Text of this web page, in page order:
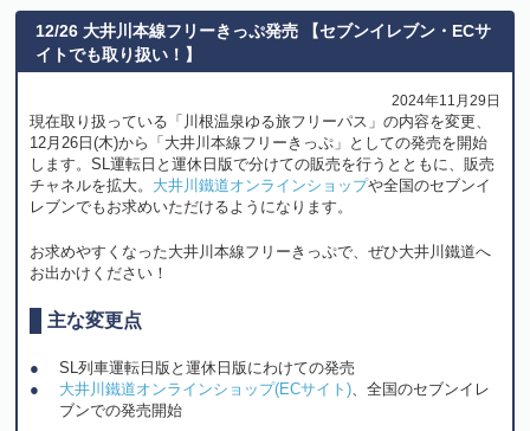
12/26 大井川本線フリーきっぷ発売 【セブンイレブン・ECサ
イトでも取り扱い！】
2024年11月29日
現在取り扱っている「川根温泉ゆる旅フリーパス」の内容を変更、
12月26日(木)から「大井川本線フリーきっぷ」としての発売を開始
します。SL運転日と運休日版で分けての販売を行うとともに、販売
チャネルを拡大。 大井川鐵道オンラインショップや全国のセブンイ
レブンでもお求めいただけるようになります。
お求めやすくなった大井川本線フリーきっぷで、ぜひ大井川鐵道へ
お出かけください！
主な変更点
SL列車運転日版と運休日版にわけての発売
大井川鐵道オンラインショップ(ECサイト)、全国のセブンイレ
ブンでの発売開始